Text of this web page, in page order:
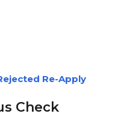
Re-Apply
Check